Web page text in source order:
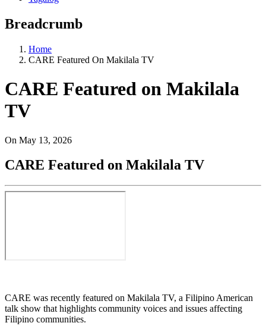
Breadcrumb
Home
CARE Featured On Makilala TV
CARE Featured on Makilala
TV
On May 13, 2026
CARE Featured on Makilala TV
CARE was recently featured on Makilala TV, a Filipino American
talk show that highlights community voices and issues affecting
Filipino communities.